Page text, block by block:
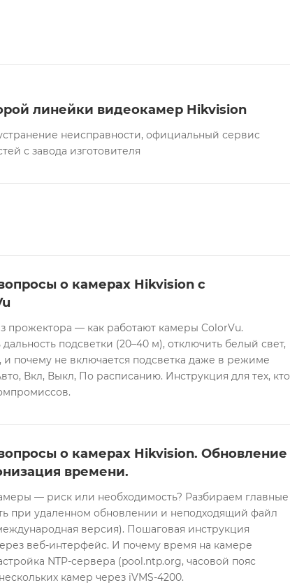
линейки видеокамер Hikvision
неисправности, официальный сервис
с завода изготовителя
о камерах Hikvision с
прожектора — как работают камеры ColorVu.
подсветки (20–40 м), отключить белый свет,
почему не включается подсветка даже в режиме
Вкл, Выкл, По расписанию. Инструкция для тех, кто
о камерах Hikvision. Обновление
времени.
— риск или необходимость? Разбираем главные
при удаленном обновлении и неподходящий файл
версия). Пошаговая инструкция
веб-интерфейс. И почему время на камере
NTP-сервера (pool.ntp.org, часовой пояс
камер через iVMS-4200.